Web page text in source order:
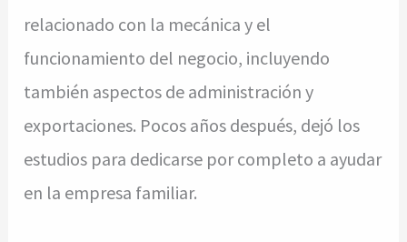
relacionado con la mecánica y el
funcionamiento del negocio, incluyendo
también aspectos de administración y
exportaciones. Pocos años después, dejó los
estudios para dedicarse por completo a ayudar
en la empresa familiar.